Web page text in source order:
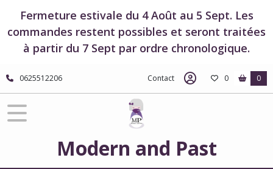
Fermeture estivale du 4 Août au 5 Sept. Les
commandes restent possibles et seront traitées
à partir du 7 Sept par ordre chronologique.
0625512206 Contact 0 0
Modern and Past